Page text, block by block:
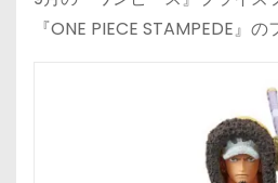
『ONE PIECE STAMPEDE』の